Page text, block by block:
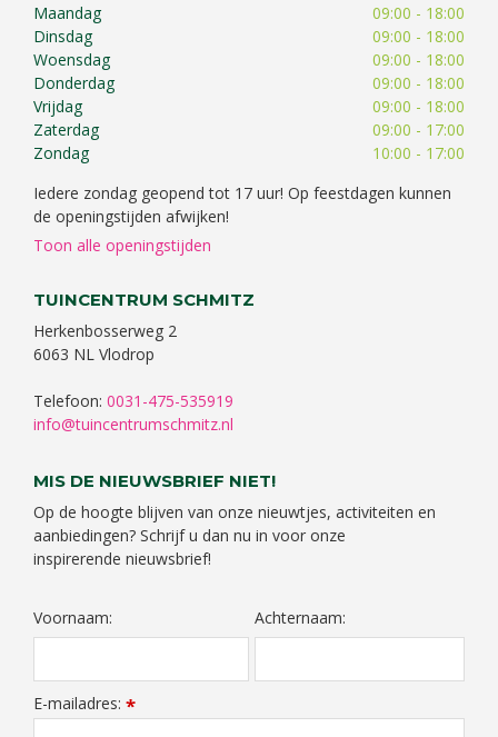
Maandag
09:00 - 18:00
Dinsdag
09:00 - 18:00
Woensdag
09:00 - 18:00
Donderdag
09:00 - 18:00
Vrijdag
09:00 - 18:00
Zaterdag
09:00 - 17:00
Zondag
10:00 - 17:00
Iedere zondag geopend tot 17 uur! Op feestdagen kunnen
de openingstijden afwijken!
Toon alle openingstijden
TUINCENTRUM SCHMITZ
Herkenbosserweg 2
6063 NL Vlodrop
Telefoon: 0031-475-535919
info@tuincentrumschmitz.nl
MIS DE NIEUWSBRIEF NIET!
Op de hoogte blijven van onze nieuwtjes, activiteiten en
aanbiedingen? Schrijf u dan nu in voor onze
inspirerende nieuwsbrief!
Voornaam: Achternaam:
E-mailadres: *